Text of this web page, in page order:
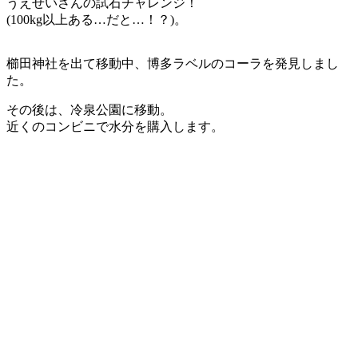
うえせいさんの試石チャレンジ！
(100kg以上ある…だと…！？)。
櫛田神社を出て移動中、博多ラベルのコーラを発見しまし
た。
その後は、冷泉公園に移動。
近くのコンビニで水分を購入します。